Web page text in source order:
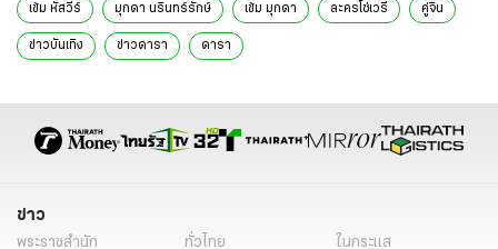
เข้ม หัสวีร์ มุกดา นรินทร์รักษ์ เข้ม มุกดา ละครโซ่เวรี คู่จิ้น
ข่าวบันเทิง ข่าวดารา ดารา
ข่าว
พระราชสำนัก ทั่วไทย
ในกระแส